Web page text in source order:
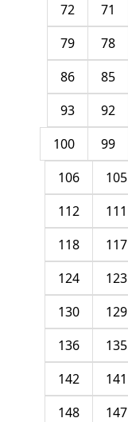
71
72
78
79
85
86
92
93
99
100
105
106
111
112
117
118
123
124
129
130
135
136
141
142
147
148